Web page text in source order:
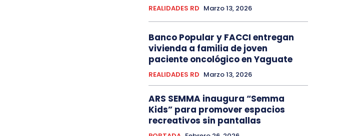
REALIDADES RD Marzo 13, 2026
Banco Popular y FACCI entregan
vivienda a familia de joven
paciente oncológico en Yaguate
REALIDADES RD Marzo 13, 2026
ARS SEMMA inaugura “Semma
Kids” para promover espacios
recreativos sin pantallas